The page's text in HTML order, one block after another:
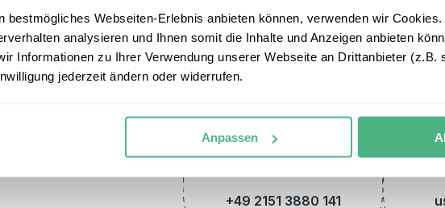
bestmögliches Webseiten-Erlebnis anbieten können, verwenden wir
analysieren und Ihnen somit die Inhalte und Anzeigen anbieten
Informationen zu Ihrer Verwendung unserer Webseite an Drittanbieter (z.B.
jederzeit ändern oder widerrufen.
Anpassen
Telefon
+49 2151 3880 141